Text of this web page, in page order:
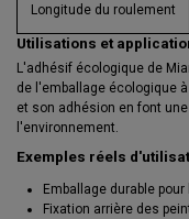
Longitude du roulement
Utilisations et
L'adhésif écologique de
de l'emballage écologique
et son adhésion en font
l'environnement.
Exemples réels
Emballage durable
Fixation arrière des